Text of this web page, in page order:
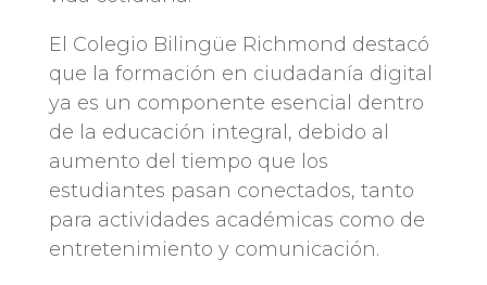
El Colegio Bilingüe Richmond destacó
que la formación en ciudadanía digital
ya es un componente esencial dentro
de la educación integral, debido al
aumento del tiempo que los
estudiantes pasan conectados, tanto
para actividades académicas como de
entretenimiento y comunicación.